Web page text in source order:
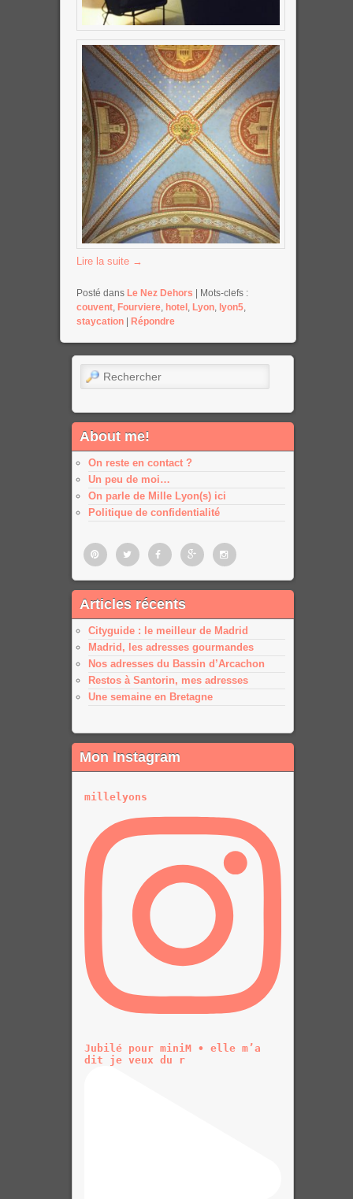
Lire la suite →
Posté dans Le Nez Dehors | Mots-clefs :
couvent, Fourviere, hotel, Lyon, lyon5,
staycation | Répondre
Rechercher
About me!
On reste en contact ?
Un peu de moi…
On parle de Mille Lyon(s) ici
Politique de confidentialité
PinterestTwitter FacebookGoogle
plus
Google
Articles récents
Cityguide : le meilleur de Madrid
Madrid, les adresses gourmandes
Nos adresses du Bassin d’Arcachon
Restos à Santorin, mes adresses
Une semaine en Bretagne
Mon Instagram
millelyons
Jubilé pour miniM • elle m’a
dit je veux du r